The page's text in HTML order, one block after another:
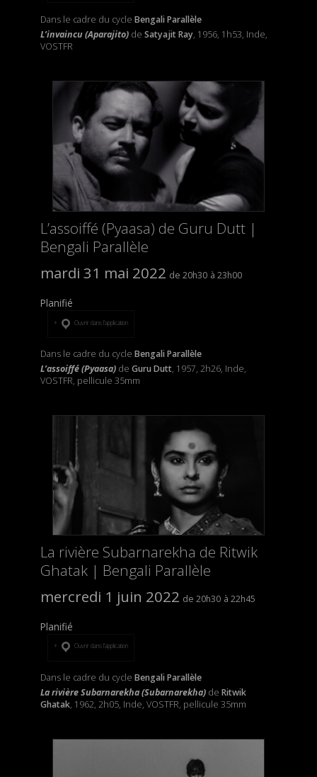
Dans le cadre du cycle Bengali Parallèle
L’invaincu (Aparajito)de Satyajit Ray, 1956, 1h53, Inde,
VOSTFR
L’assoiffé (Pyaasa) de Guru Dutt |
Bengali Parallèle
mardi 31 mai 2022
20h30 23h00
Planifié
Ouvrir dans l’application
Dans le cadre du cycle Bengali Parallèle
L’assoiffé (Pyaasa)de Guru Dutt, 1957, 2h26, Inde,
VOSTFR, pellicule 35mm
La rivière Subarnarekha de Ritwik
Ghatak | Bengali Parallèle
mercredi 1 juin 2022
20h30 22h45
Planifié
Ouvrir dans l’application
Dans le cadre du cycle Bengali Parallèle
La rivière Subarnarekha (Subarnarekha)de Ritwik
Ghatak, 1962, 2h05, Inde, VOSTFR, pellicule 35mm